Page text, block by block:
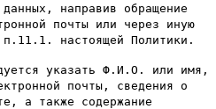
направив обращение
почты или через иную
настоящей Политики.
указать Ф.И.О. или имя,
почты, сведения о
а также содержание